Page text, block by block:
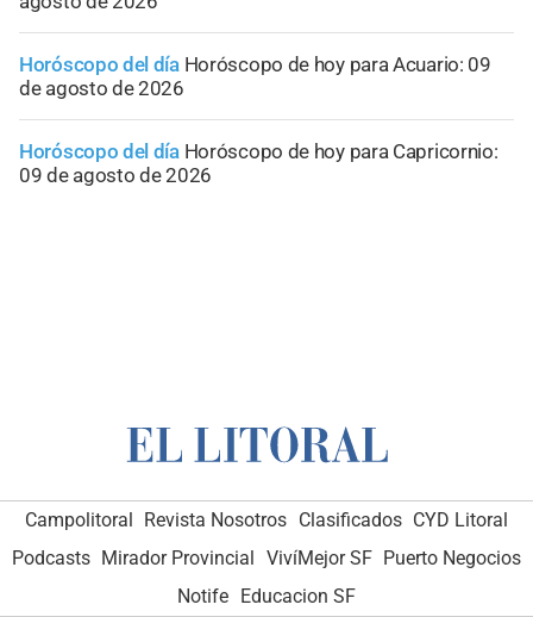
Horóscopo del día Horóscopo de hoy para Acuario: 09
de agosto de 2026
Horóscopo del día Horóscopo de hoy para Capricornio:
09 de agosto de 2026
Campolitoral Revista Nosotros Clasificados CYD Litoral
Podcasts Mirador Provincial VivíMejor SF Puerto Negocios
Notife Educacion SF